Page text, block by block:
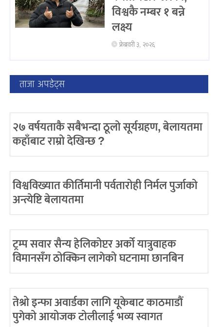
विश्वकै नम्बर १ बन्ने
लक्ष्य
फ्रेब्रवरी ३, २०२६
ताजा अपडेट्स
२७ वर्षयताकै सबैभन्दा ठूलो सूर्यग्रहण, बेलायतमा
कहाँबाट राम्रो देखिन्छ ?
विश्वविख्यात कीर्तिमानी पर्वतारोही निर्मल पुर्जाको
अन्त्येष्टि बेलायतमा
ट्रम्प सवार सैन्य हेलिकोप्टर अर्को यात्रुवाहक
विमानसँग ठोक्किन लागेको घटनामा छानबिन
तेश्रो इन्फा अवार्डका लागि यूकेबाट काठमाडौं
पुगेको आयोजक टोलीलाई भव्य स्वागत